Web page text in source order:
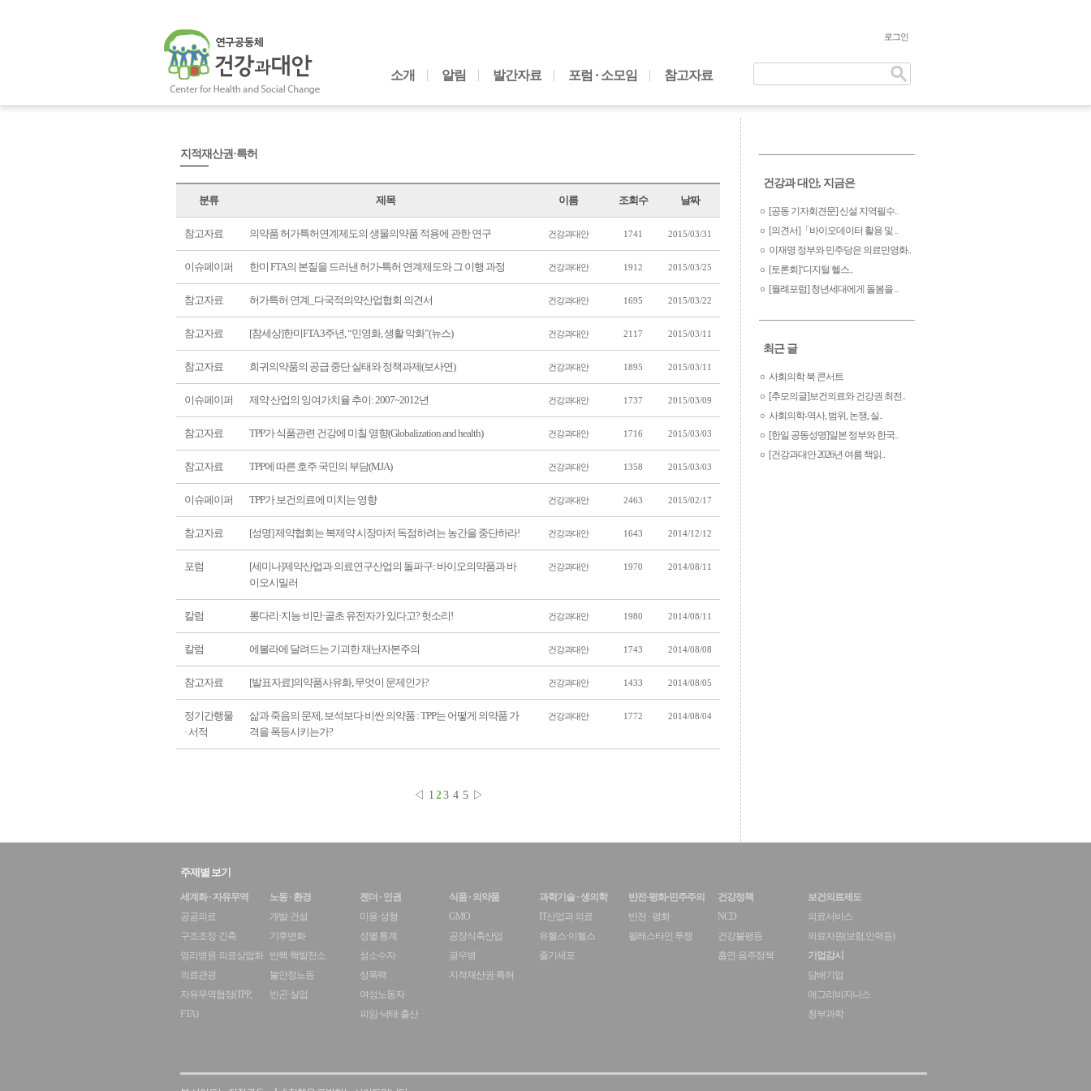
소개 알림 발간자료 포럼 · 소모임 참고자료
로그인
지적재산권·특허
분류 제목 이름 조회수 날짜
참고자료 의약품 허가특허연계제도의 생물의약품 적용에 관한 연구 건강과대안 1741 2015/03/31
이슈페이퍼 한미 FTA의 본질을 드러낸 허가-특허 연계제도와 그 이행 과정 건강과대안 1912 2015/03/25
참고자료 허가특허 연계_다국적의약산업협회 의견서 건강과대안 1695 2015/03/22
참고자료 [참세상]한미FTA 3주년, “민영화, 생활 악화”(뉴스) 건강과대안 2117 2015/03/11
참고자료 희귀의약품의 공급 중단 실태와 정책과제(보사연) 건강과대안 1895 2015/03/11
이슈페이퍼 제약 산업의 잉여가치율 추이: 2007~2012년 건강과대안 1737 2015/03/09
참고자료 TPP가 식품관련 건강에 미칠 영향(Globalization and health) 건강과대안 1716 2015/03/03
참고자료 TPP에 따른 호주 국민의 부담(MJA) 건강과대안 1358 2015/03/03
이슈페이퍼 TPP가 보건의료에 미치는 영향 건강과대안 2463 2015/02/17
참고자료 [성명] 제약협회는 복제약 시장마저 독점하려는 농간을 중단하라! 건강과대안 1643 2014/12/12
포럼
[세미나]제약산업과 의료연구산업의 돌파구: 바이오의약품과 바
이오시밀러
건강과대안 1970 2014/08/11
칼럼 롱다리·지능·비만·골초 유전자가 있다고? 헛소리! 건강과대안 1980 2014/08/11
칼럼 에볼라에 달려드는 기괴한 재난자본주의 건강과대안 1743 2014/08/08
참고자료 [발표자료]의약품사유화, 무엇이 문제인가? 건강과대안 1433 2014/08/05
정기간행물
· 서적
삶과 죽음의 문제, 보석보다 비싼 의약품 : TPP는 어떻게 의약품 가
격을 폭등시키는가?
건강과대안 1772 2014/08/04
◁ 1 2 3 4 5 ▷
건강과 대안, 지금은
[공동 기자회견문] 신설 지역필수..
[의견서]「바이오데이터 활용 및 ..
이재명 정부와 민주당은 의료민영화..
[토론회]‘디지털 헬스..
[월례포럼] 청년세대에게 돌봄을 ..
최근 글
사회의학 북 콘서트
[추모의글]보건의료와 건강권 최전..
사회의학-역사, 범위, 논쟁, 실..
[한일 공동성명]일본 정부와 한국..
[건강과대안 2026년 여름 책읽..
주제별 보기
세계화 · 자유무역
공공의료
구조조정·긴축
영리병원·의료상업화
의료관광
자유무역협정(TPP,
FTA)
노동 · 환경
개발·건설
기후변화
반핵·핵발전소
불안정노동
빈곤·실업
젠더 · 인권
미용·성형
성별 통계
성소수자
성폭력
여성노동자
피임·낙태·출산
식품 · 의약품
GMO
공장식축산업
광우병
지적재산권·특허
과학기술 · 생의학
IT산업과 의료
유헬스·이헬스
줄기세포
반전·평화·민주주의
반전 · 평화
팔레스타인 투쟁
건강정책
NCD
건강불평등
흡연·음주정책
보건의료제도
의료서비스
의료자원(보험,인력등)
기업감시
담배기업
애그리비지니스
청부과학